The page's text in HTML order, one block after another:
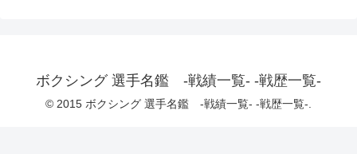
ボクシング 選手名鑑 -戦績一覧- -戦歴一覧-
© 2015 ボクシング 選手名鑑 -戦績一覧- -戦歴一覧-.